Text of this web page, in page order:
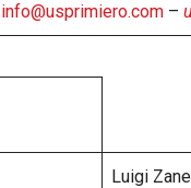
info@usprimiero.com –
Luigi